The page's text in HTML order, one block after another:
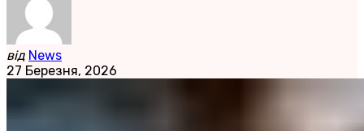
від News
27 Березня, 2026